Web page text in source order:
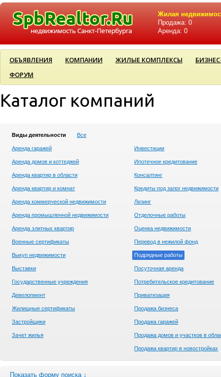
Жилая
Продажа: 0
Аренда: 0
ОБЪЯВЛЕНИЯ КОМПАНИИ ЖИЛЫЕ КОМПЛЕКСЫ
ФОРУМ
Каталог компаний
Виды деятельности Все
Аренда гаражей
Аренда домов и коттеджей
Аренда квартир в области
Аренда квартир и комнат
Аренда коммерческой недвижимости
Аренда промышленной недвижимости
Аренда элитных квартир
Военные сертификаты
Выкуп недвижимости
Выставки
Государственные учреждения
Девелопмент
Жилищные сертификаты
Застройщики
Зачет жилья
Инвестиции
Ипотечное кредитование
Консалтинг
Кредиты под залог недвижимости
Лизинг
Отделочные работы
Оценка недвижимости
Перевод в нежилой фонд
Подрядные работы
Посуточная аренда
Потребительское кредитование
Приватизация
Продажа бизнеса
Продажа гаражей
Продажа домов и участков в
Продажа квартир в новостройках
Показать форму поиска ↓